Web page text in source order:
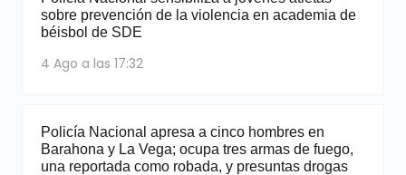
sobre prevención de la violencia en academia de
béisbol de SDE
4 Ago a las 17:32
Policía Nacional apresa a cinco hombres en
Barahona y La Vega; ocupa tres armas de fuego,
una reportada como robada, y presuntas drogas